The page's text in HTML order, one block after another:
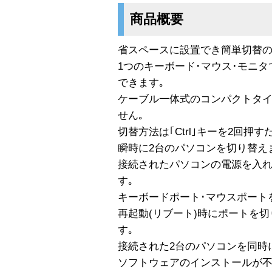
商品概要
省スペースに設置でき簡単切替
1つのキーボード･マウス･モニ
できます｡
ケーブル一体式のコンパクトタ
せん｡
切替方法は｢Ctrl｣キーを2回押す
瞬時に2台のパソコンを切り替え
接続されたパソコンの電源を入
す｡
キーボードポート･マウスポー
再起動(リブート)時にポートを
す｡
接続された2台のパソコンを同
ソフトウェアのインストールが